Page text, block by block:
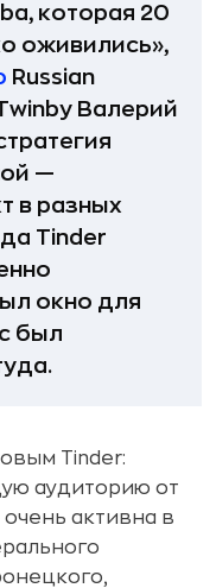
которая 20
оживились»,
Russian
Валерий
—
в разных
Tinder
окно для
был
Tinder:
аудиторию от
активна в